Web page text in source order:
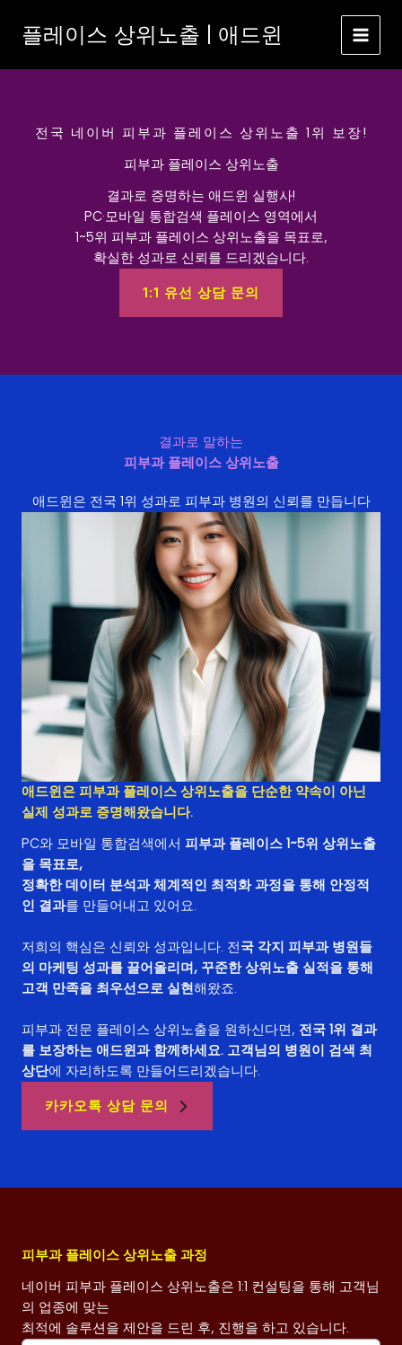
로
플레이스 상위노출 | 애드윈
전국 네이버 피부과 플레이스 상위노출 1위 보장!
피부과 플레이스 상위노출
결과로 증명하는 애드윈 실행사!
PC·모바일 통합검색 플레이스 영역에서
1~5위 피부과 플레이스 상위노출을 목표로,
확실한 성과로 신뢰를 드리겠습니다.
1:1 유선 상담 문의
결과로 말하는
피부과 플레이스 상위노출
애드윈은 전국 1위 성과로 피부과 병원의 신뢰를 만듭니다
애드윈은 피부과 플레이스 상위노출을 단순한 약속이 아닌
실제 성과로 증명해왔습니다.
PC와 모바일 통합검색에서 피부과 플레이스 1~5위 상위노출
을 목표로,
정확한 데이터 분석과 체계적인 최적화 과정을 통해 안정적
인 결과를 만들어내고 있어요.
저희의 핵심은 신뢰와 성과입니다. 전국 각지 피부과 병원들
의 마케팅 성과를 끌어올리며, 꾸준한 상위노출 실적을 통해
고객 만족을 최우선으로 실현해왔죠.
피부과 전문 플레이스 상위노출을 원하신다면, 전국 1위 결과
를 보장하는 애드윈과 함께하세요. 고객님의 병원이 검색 최
상단에 자리하도록 만들어드리겠습니다.
카카오톡 상담 문의
피부과 플레이스 상위노출 과정
네이버 피부과 플레이스 상위노출은 1:1 컨설팅을 통해 고객님
의 업종에 맞는
최적에 솔루션을 제안을 드린 후, 진행을 하고 있습니다.